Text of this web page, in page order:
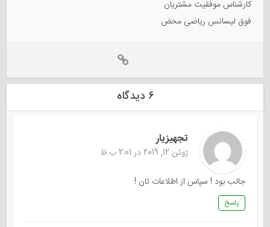
کارشناس موفقیت مشتریان
فوق لیسانس ریاضی محض
۶ دیدگاه
تجهیزیار
ژوئن 12, 2019 در 2:01 ب.ظ
جالب بود ! سپاس از اطلاعات تان !
پاسخ